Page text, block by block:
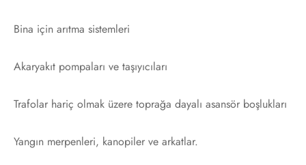
Bina için arıtma sistemleri
Akaryakıt pompaları ve taşıyıcıları
Trafolar hariç olmak üzere toprağa dayalı asansör boşlukları
Yangın merpenleri, kanopiler ve arkatlar.